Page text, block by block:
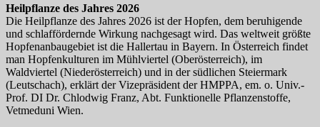
Heilpflanze des Jahres 2026
Die Heilpflanze des Jahres 2026 ist der Hopfen, dem beruhigende
und schlaffördernde Wirkung nachgesagt wird. Das weltweit größte
Hopfenanbaugebiet ist die Hallertau in Bayern. In Österreich findet
man Hopfenkulturen im Mühlviertel (Oberösterreich), im
Waldviertel (Niederösterreich) und in der südlichen Steiermark
(Leutschach), erklärt der Vizepräsident der HMPPA, em. o. Univ.-
Prof. DI Dr. Chlodwig Franz, Abt. Funktionelle Pflanzenstoffe,
Vetmeduni Wien.